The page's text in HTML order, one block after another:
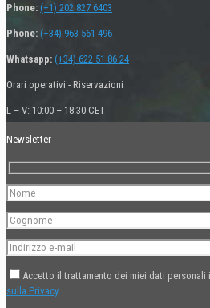
Phone: (+1) 202 827 6403
Phone: (+34) 963 561 496
Whatsapp: (+34) 622 51 86 24
Orari operativi - Riservazioni
L – V: 10:00 – 18:30 CET
Newsletter
Accetto il trattamento dei miei dati personali
sulla Privacy.